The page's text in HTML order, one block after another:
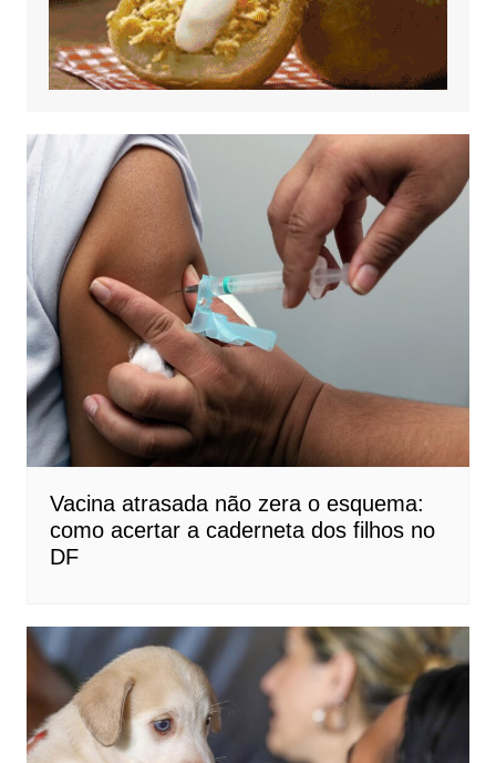
Vacina atrasada não zera o esquema:
como acertar a caderneta dos filhos no
DF